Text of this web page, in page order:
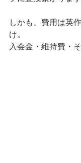
しかも、費用は英
け。
入会金・維持費・